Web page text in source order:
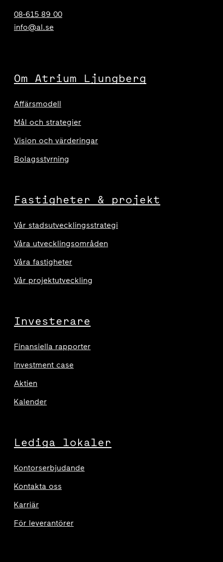
08-615 89 00
info@al.se
Om Atrium Ljungberg
Affärsmodell
Mål och strategier
Vision och värderingar
Bolagsstyrning
Fastigheter & projekt
Vår stadsutvecklingsstrategi
Våra utvecklingsområden
Våra fastigheter
Vår projektutveckling
Investerare
Finansiella rapporter
Investment case
Aktien
Kalender
Lediga lokaler
Kontorserbjudande
Kontakta oss
Karriär
För leverantörer